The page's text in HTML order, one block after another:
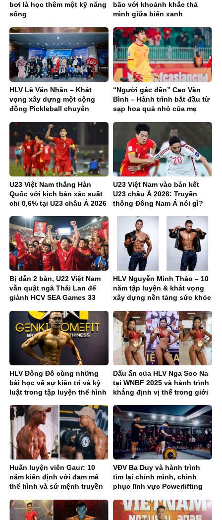
bơi là học thêm một kỹ năng
sống
bão với khoảnh khắc thả
mình giữa biển xanh
HLV Lê Văn Nhân – Khát
vọng xây dựng một cộng
đồng Pickleball chuyên
“Người gác đền” Cao Văn
Bình – Hành trình bắt đầu từ
sạp hoa quả nhỏ của mẹ
U23 Việt Nam thắng Hàn
Quốc với kịch bản xác suất
chỉ 0,6% tại U23 châu Á 2026
U23 Việt Nam vào bán kết
U23 châu Á 2026: Truyền
thông Đông Nam Á nói gì?
Bị dẫn 2 bàn, U22 Việt Nam
vẫn quật ngã Thái Lan để
giành HCV SEA Games 33
HLV Nguyễn Minh Thảo – 10
năm tập luyện & khát vọng
xây dựng nền tảng sức khỏe
HLV Đông Đô cùng những
bài học về sự kiên trì và kỷ
luật trong tập luyện thể hình
Dấu ấn của HLV Nga Soo Na
tại WNBF 2025 và hành trình
khẳng định vị thế trong giới
Huấn luyện viên Gaur: 10
năm kiên định với đam mê
thể hình và sứ mệnh truyền
VĐV Ba Duy và hành trình
tìm lại chính mình, chinh
phục lĩnh vực Powerlifting